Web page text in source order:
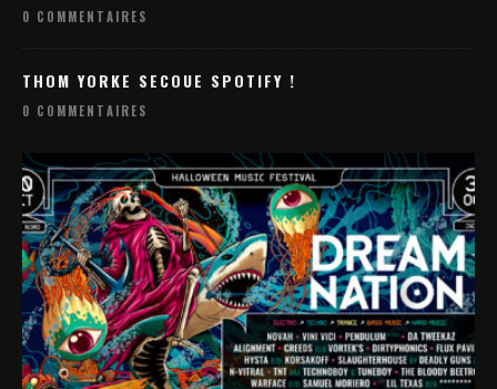
0 COMMENTAIRES
THOM YORKE SECOUE SPOTIFY !
0 COMMENTAIRES